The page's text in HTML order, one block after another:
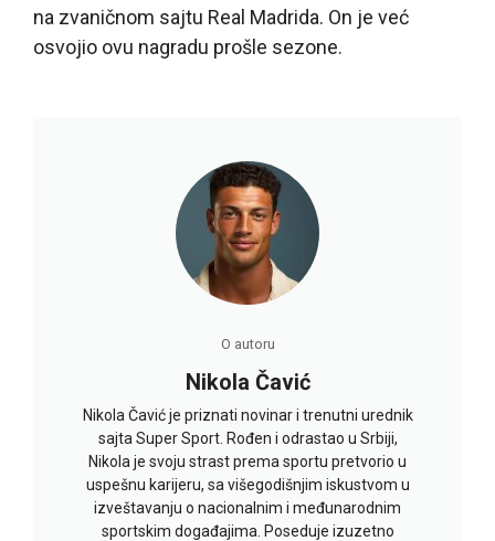
na zvaničnom sajtu Real Madrida. On je već
osvojio ovu nagradu prošle sezone.
O autoru
Nikola Čavić
Nikola Čavić je priznati novinar i trenutni urednik
sajta Super Sport. Rođen i odrastao u Srbiji,
Nikola je svoju strast prema sportu pretvorio u
uspešnu karijeru, sa višegodišnjim iskustvom u
izveštavanju o nacionalnim i međunarodnim
sportskim događajima. Poseduje izuzetno